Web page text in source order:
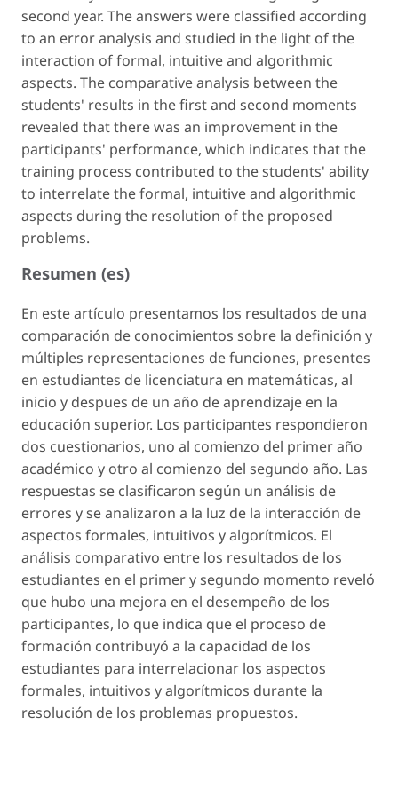
second year. The answers were classified according
to an error analysis and studied in the light of the
interaction of formal, intuitive and algorithmic
aspects. The comparative analysis between the
students' results in the first and second moments
revealed that there was an improvement in the
participants' performance, which indicates that the
training process contributed to the students' ability
to interrelate the formal, intuitive and algorithmic
aspects during the resolution of the proposed
problems.
Resumen (es)
En este artículo presentamos los resultados de una
comparación de conocimientos sobre la definición y
múltiples representaciones de funciones, presentes
en estudiantes de licenciatura en matemáticas, al
inicio y despues de un año de aprendizaje en la
educación superior. Los participantes respondieron
dos cuestionarios, uno al comienzo del primer año
académico y otro al comienzo del segundo año. Las
respuestas se clasificaron según un análisis de
errores y se analizaron a la luz de la interacción de
aspectos formales, intuitivos y algorítmicos. El
análisis comparativo entre los resultados de los
estudiantes en el primer y segundo momento reveló
que hubo una mejora en el desempeño de los
participantes, lo que indica que el proceso de
formación contribuyó a la capacidad de los
estudiantes para interrelacionar los aspectos
formales, intuitivos y algorítmicos durante la
resolución de los problemas propuestos.